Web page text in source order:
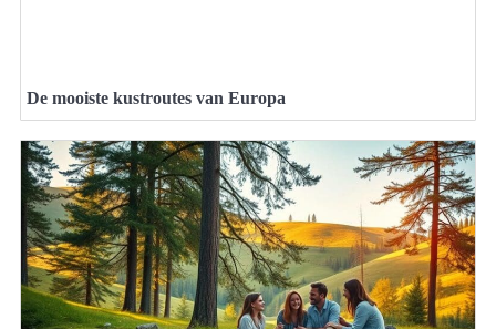
De mooiste kustroutes van Europa